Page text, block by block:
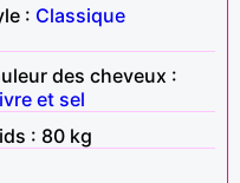
: Classique
des cheveux :
et sel
: 80 kg